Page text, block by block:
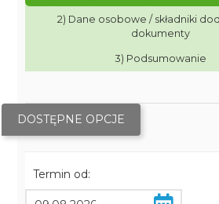
2) Dane osobowe / składniki
dokumenty
3) Podsumowanie
DOSTĘPNE OPCJE
Termin od: